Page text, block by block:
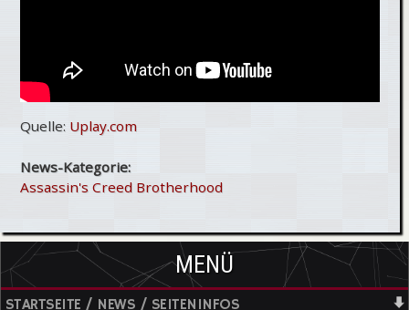
Quelle: Uplay.com
News-Kategorie:
Assassin's Creed Brotherhood
MENÜ
STARTSEITE / NEWS / SEITENINFOS